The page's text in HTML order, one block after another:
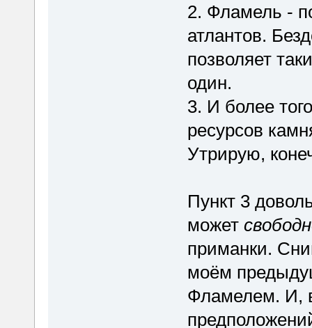
2. Фламель -
атлантов.
позволяет
один.
3. И более
ресурсов
Утрирую,
Пункт 3
может
приманки.
моём
Фламелем. И,